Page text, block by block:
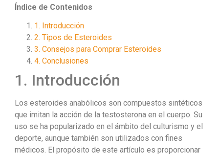
Índice de Contenidos
1. Introducción
2. Tipos de Esteroides
3. Consejos para Comprar Esteroides
4. Conclusiones
1. Introducción
Los esteroides anabólicos son compuestos sintéticos
que imitan la acción de la testosterona en el cuerpo. Su
uso se ha popularizado en el ámbito del culturismo y el
deporte, aunque también son utilizados con fines
médicos. El propósito de este artículo es proporcionar